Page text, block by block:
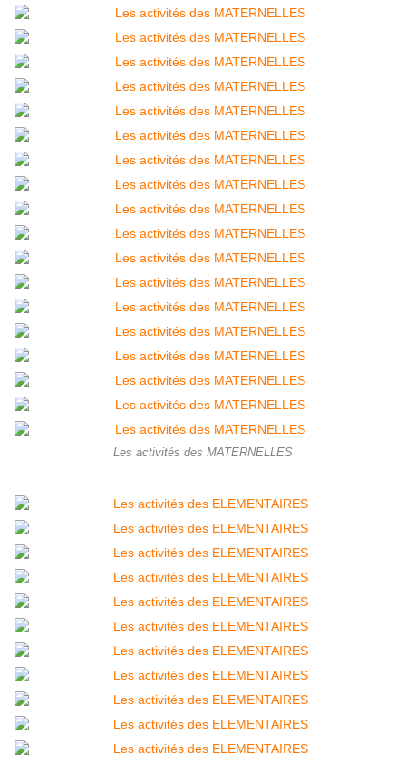
Les activités des MATERNELLES